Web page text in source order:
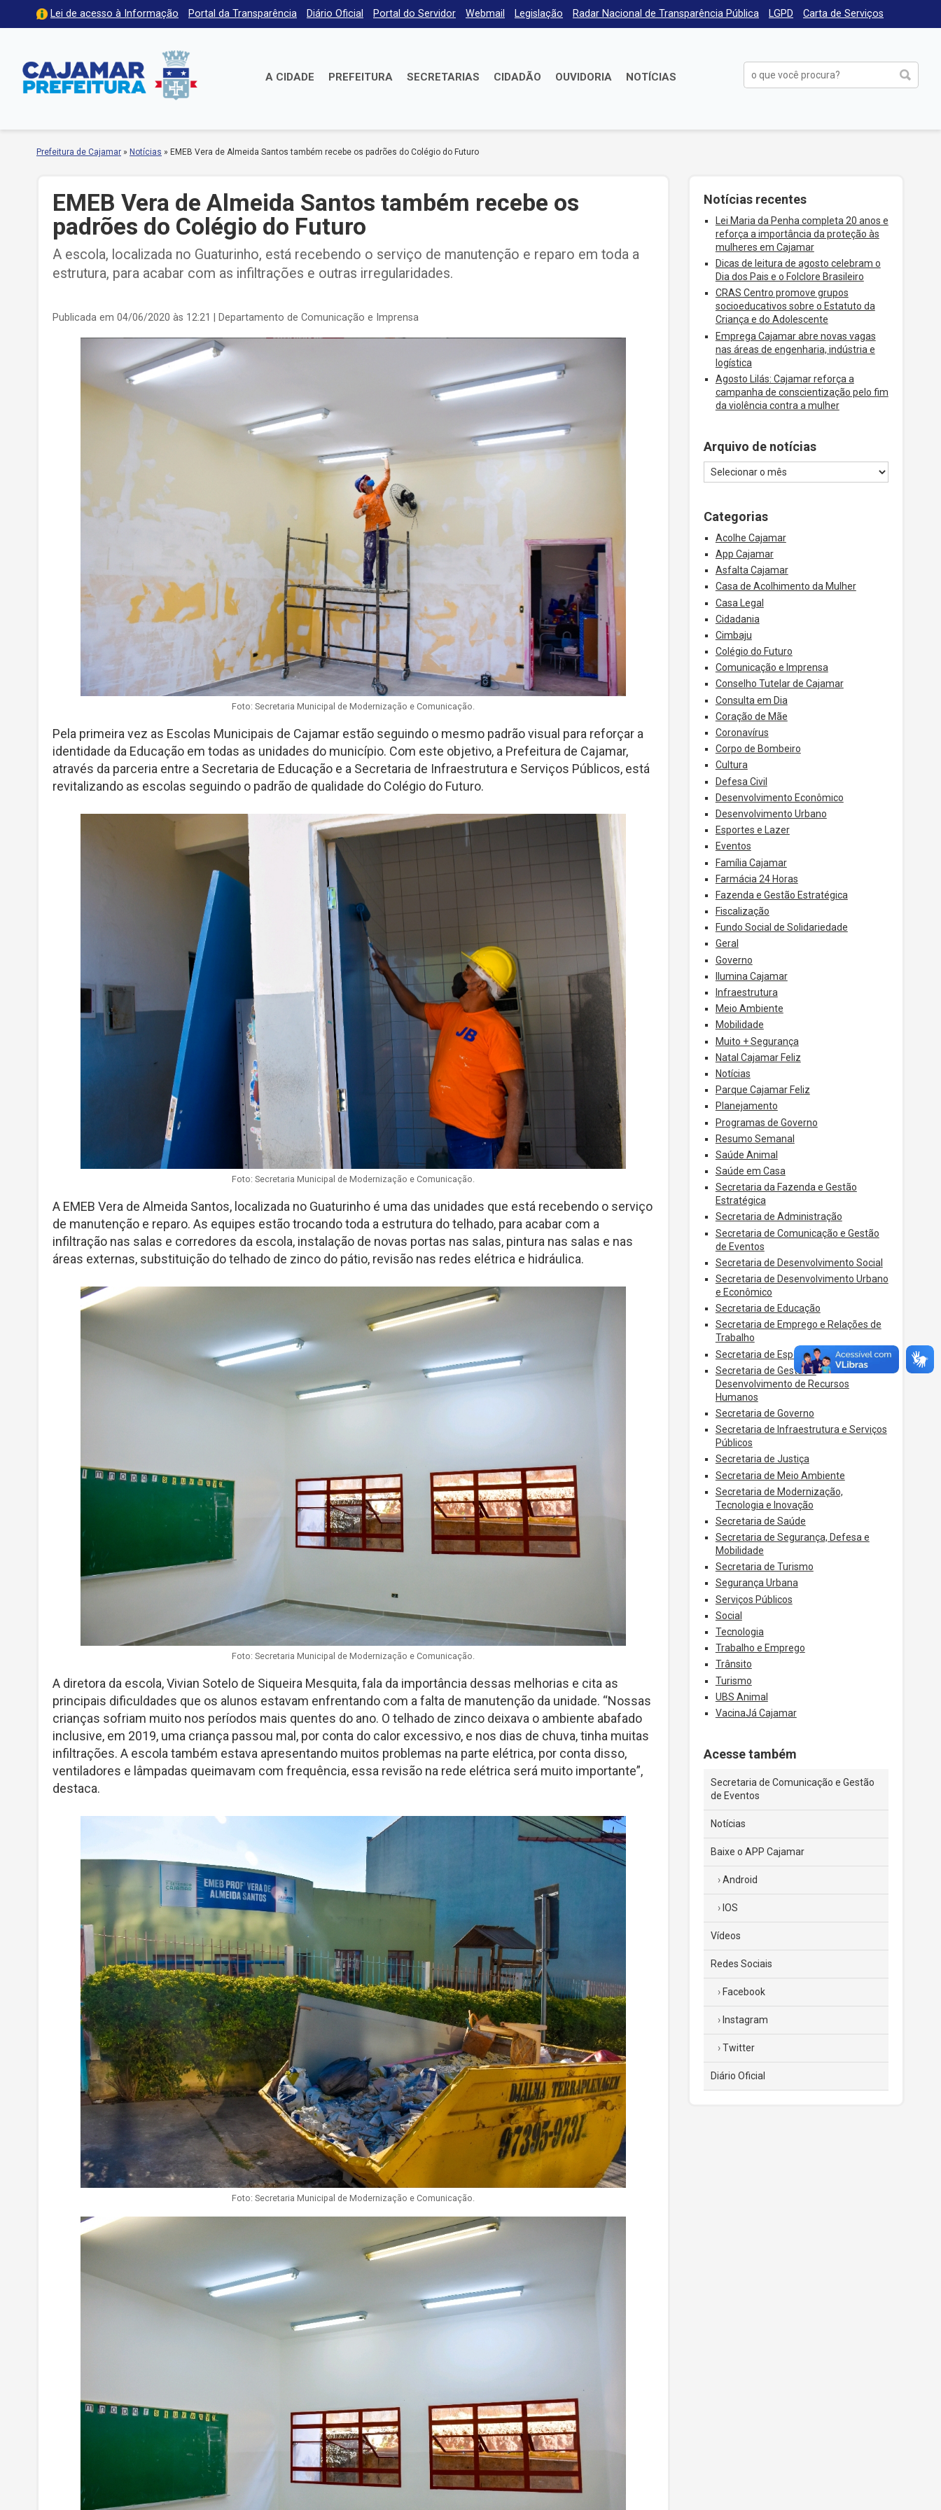
Lei de acesso à Informação Portal da Transparência Diário Oficial Portal do Servidor Webmail Legislação Radar Nacional de Transparência Pública LGPD Carta de Serviços
A CIDADE PREFEITURA SECRETARIAS CIDADÃO OUVIDORIA NOTÍCIAS
Prefeitura de Cajamar » Notícias » EMEB Vera de Almeida Santos também recebe os padrões do Colégio do Futuro
EMEB Vera de Almeida Santos também recebe os
padrões do Colégio do Futuro
A escola, localizada no Guaturinho, está recebendo o serviço de manutenção e reparo em toda a
estrutura, para acabar com as infiltrações e outras irregularidades.
Publicada em 04/06/2020 às 12:21 | Departamento de Comunicação e Imprensa
Foto: Secretaria Municipal de Modernização e Comunicação.
Pela primeira vez as Escolas Municipais de Cajamar estão seguindo o mesmo padrão visual para reforçar a
identidade da Educação em todas as unidades do município. Com este objetivo, a Prefeitura de Cajamar,
através da parceria entre a Secretaria de Educação e a Secretaria de Infraestrutura e Serviços Públicos, está
revitalizando as escolas seguindo o padrão de qualidade do Colégio do Futuro.
Foto: Secretaria Municipal de Modernização e Comunicação.
A EMEB Vera de Almeida Santos, localizada no Guaturinho é uma das unidades que está recebendo o serviço
de manutenção e reparo. As equipes estão trocando toda a estrutura do telhado, para acabar com a
infiltração nas salas e corredores da escola, instalação de novas portas nas salas, pintura nas salas e nas
áreas externas, substituição do telhado de zinco do pátio, revisão nas redes elétrica e hidráulica.
Foto: Secretaria Municipal de Modernização e Comunicação.
A diretora da escola, Vivian Sotelo de Siqueira Mesquita, fala da importância dessas melhorias e cita as
principais dificuldades que os alunos estavam enfrentando com a falta de manutenção da unidade. “Nossas
crianças sofriam muito nos períodos mais quentes do ano. O telhado de zinco deixava o ambiente abafado
inclusive, em 2019, uma criança passou mal, por conta do calor excessivo, e nos dias de chuva, tinha muitas
infiltrações. A escola também estava apresentando muitos problemas na parte elétrica, por conta disso,
ventiladores e lâmpadas queimavam com frequência, essa revisão na rede elétrica será muito importante”,
destaca.
Foto: Secretaria Municipal de Modernização e Comunicação.
Notícias recentes
Lei Maria da Penha completa 20 anos e
reforça a importância da proteção às
mulheres em Cajamar
Dicas de leitura de agosto celebram o
Dia dos Pais e o Folclore Brasileiro
CRAS Centro promove grupos
socioeducativos sobre o Estatuto da
Criança e do Adolescente
Emprega Cajamar abre novas vagas
nas áreas de engenharia, indústria e
logística
Agosto Lilás: Cajamar reforça a
campanha de conscientização pelo fim
da violência contra a mulher
Arquivo de notícias
Categorias
Acolhe Cajamar
App Cajamar
Asfalta Cajamar
Casa de Acolhimento da Mulher
Casa Legal
Cidadania
Cimbaju
Colégio do Futuro
Comunicação e Imprensa
Conselho Tutelar de Cajamar
Consulta em Dia
Coração de Mãe
Coronavírus
Corpo de Bombeiro
Cultura
Defesa Civil
Desenvolvimento Econômico
Desenvolvimento Urbano
Esportes e Lazer
Eventos
Família Cajamar
Farmácia 24 Horas
Fazenda e Gestão Estratégica
Fiscalização
Fundo Social de Solidariedade
Geral
Governo
Ilumina Cajamar
Infraestrutura
Meio Ambiente
Mobilidade
Muito + Segurança
Natal Cajamar Feliz
Notícias
Parque Cajamar Feliz
Planejamento
Programas de Governo
Resumo Semanal
Saúde Animal
Saúde em Casa
Secretaria da Fazenda e Gestão
Estratégica
Secretaria de Administração
Secretaria de Comunicação e Gestão
de Eventos
Secretaria de Desenvolvimento Social
Secretaria de Desenvolvimento Urbano
e Econômico
Secretaria de Educação
Secretaria de Emprego e Relações de
Trabalho
Secretaria de Esportes, Lazer e Cultura
Secretaria de Gestão e
Desenvolvimento de Recursos
Humanos
Secretaria de Governo
Secretaria de Infraestrutura e Serviços
Públicos
Secretaria de Justiça
Secretaria de Meio Ambiente
Secretaria de Modernização,
Tecnologia e Inovação
Secretaria de Saúde
Secretaria de Segurança, Defesa e
Mobilidade
Secretaria de Turismo
Segurança Urbana
Serviços Públicos
Social
Tecnologia
Trabalho e Emprego
Trânsito
Turismo
UBS Animal
VacinaJá Cajamar
Acesse também
Secretaria de Comunicação e Gestão
de Eventos
Notícias
Baixe o APP Cajamar
Android
IOS
Vídeos
Redes Sociais
Facebook
Instagram
Twitter
Diário Oficial